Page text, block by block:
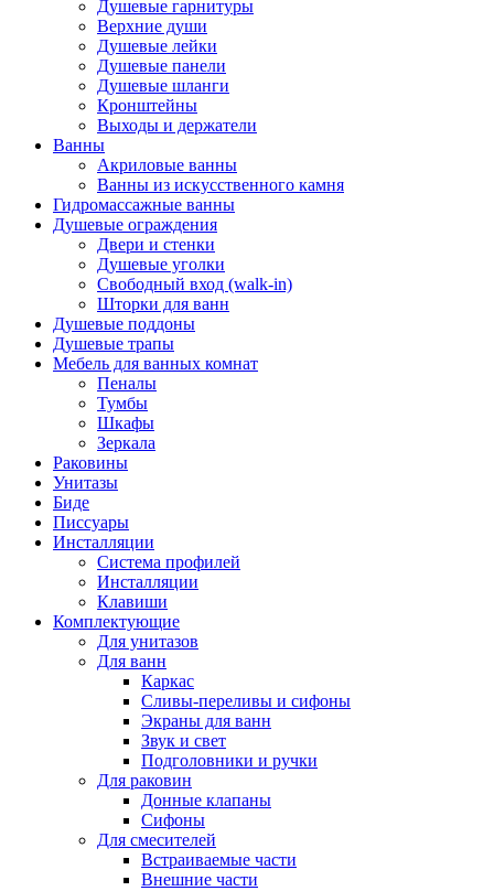
Душевые гарнитуры
Верхние души
Душевые лейки
Душевые панели
Душевые шланги
Кронштейны
Выходы и держатели
Ванны
Акриловые ванны
Ванны из искусственного камня
Гидромассажные ванны
Душевые ограждения
Двери и стенки
Душевые уголки
Свободный вход (walk-in)
Шторки для ванн
Душевые поддоны
Душевые трапы
Мебель для ванных комнат
Пеналы
Тумбы
Шкафы
Зеркала
Раковины
Унитазы
Биде
Писсуары
Инсталляции
Система профилей
Инсталляции
Клавиши
Комплектующие
Для унитазов
Для ванн
Каркас
Сливы-переливы и сифоны
Экраны для ванн
Звук и свет
Подголовники и ручки
Для раковин
Донные клапаны
Сифоны
Для смесителей
Встраиваемые части
Внешние части